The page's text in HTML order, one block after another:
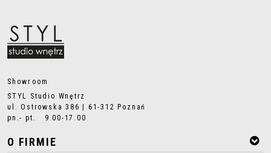
Showroom
STYL Studio Wnętrz
ul. Ostrowska 386 | 61-312 Poznań
pn.- pt. 9.00-17.00
O FIRMIE